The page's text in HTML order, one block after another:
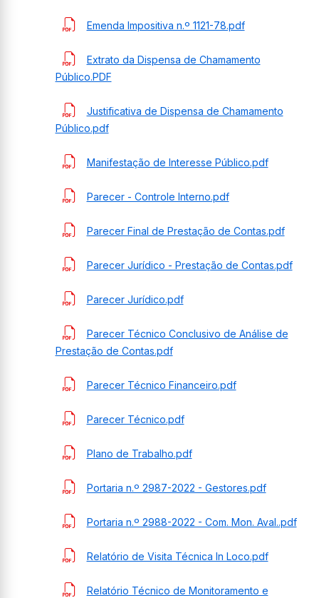
Emenda Impositiva n.º 1121-78.pdf
Extrato da Dispensa de Chamamento
Público.PDF
Justificativa de Dispensa de Chamamento
Público.pdf
Manifestação de Interesse Público.pdf
Parecer - Controle Interno.pdf
Parecer Final de Prestação de Contas.pdf
Parecer Jurídico - Prestação de Contas.pdf
Parecer Jurídico.pdf
Parecer Técnico Conclusivo de Análise de
Prestação de Contas.pdf
Parecer Técnico Financeiro.pdf
Parecer Técnico.pdf
Plano de Trabalho.pdf
Portaria n.º 2987-2022 - Gestores.pdf
Portaria n.º 2988-2022 - Com. Mon. Aval..pdf
Relatório de Visita Técnica In Loco.pdf
Relatório Técnico de Monitoramento e